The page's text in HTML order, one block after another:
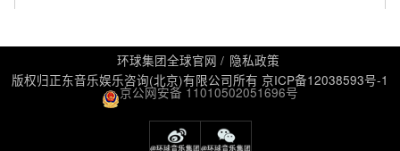
环球集团全球官网
隐私政策
版权归正东音乐娱乐咨询(北京)有限公司所有 京ICP备12038593号-1
京公网安备 11010502051696号